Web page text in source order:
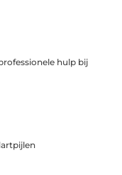
hulp bij